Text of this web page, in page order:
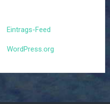
Eintrags-Feed
WordPress.org